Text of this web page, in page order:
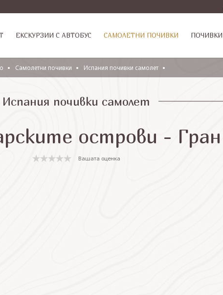
ЕКСКУРЗИИ С АВТОБУС САМОЛЕТНИ ПОЧИВКИ ПОЧИВКИ
Самолетни почивки Испания почивки самолет
Испания почивки самолет
острови -
Вашата оценка